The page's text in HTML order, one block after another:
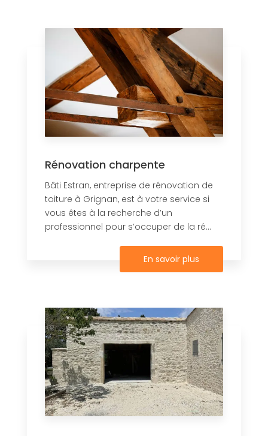
Rénovation charpente
Bâti Estran, entreprise de rénovation de
toiture à Grignan, est à votre service si
vous êtes à la recherche d’un
professionnel pour s’occuper de la ré...
En savoir plus